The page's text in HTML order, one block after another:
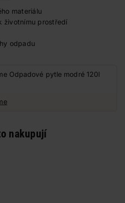
materiálu
životnímu prostředí
odpadu
Odpadové pytle modré 120l
nakupují